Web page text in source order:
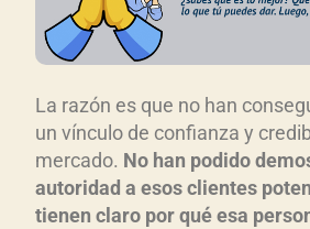
La razón es que no han
un vínculo de confianza y
mercado. No han podido
autoridad a esos clientes
tienen claro por qué esa